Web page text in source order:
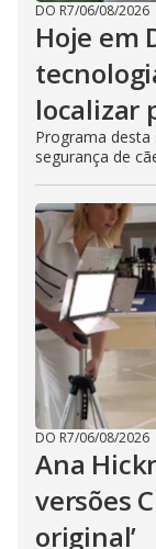
DO R7/06/08/2026
Hoje em
localizar
Programa desta
segurança de
DO R7/06/08/2026
Ana
versões
original’